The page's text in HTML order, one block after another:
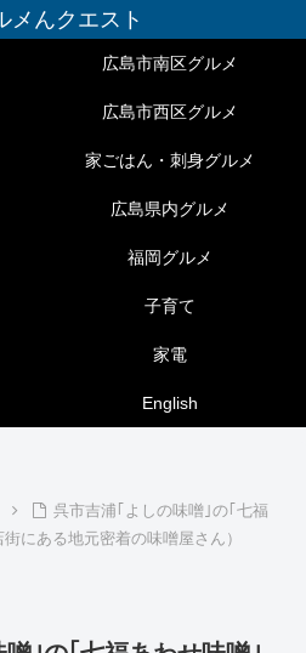
メんクエスト
広島市南区グルメ
広島市西区グルメ
家ごはん・刺身グルメ
広島県内グルメ
福岡グルメ
子育て
家電
English
呉市吉浦｢よしの味噌｣の｢七福
にある地元密着の味噌屋さん）